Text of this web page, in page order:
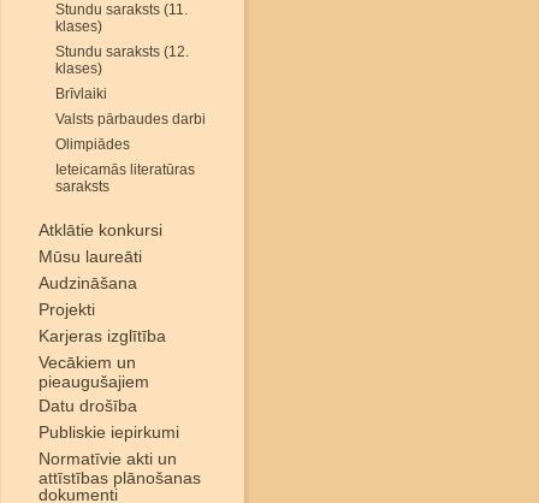
Stundu saraksts (11.
klases)
Stundu saraksts (12.
klases)
Brīvlaiki
Valsts pārbaudes darbi
Olimpiādes
Ieteicamās literatūras
saraksts
Atklātie konkursi
Mūsu laureāti
Audzināšana
Projekti
Karjeras izglītība
Vecākiem un
pieaugušajiem
Datu drošība
Publiskie iepirkumi
Normatīvie akti un
attīstības plānošanas
dokumenti